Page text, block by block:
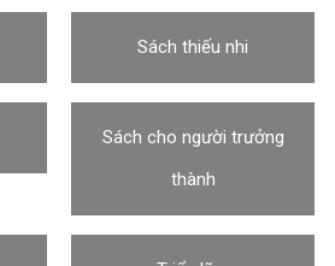
Sách thiếu nhi
Sách cho người trưởng
thành